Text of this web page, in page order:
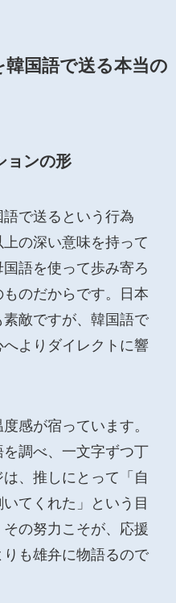
国語で送る本当の
ョンの形
で送るという行為
の深い意味を持って
語を使って歩み寄ろ
のだからです。日本
敵ですが、韓国語で
よりダイレクトに響
感が宿っています。
調べ、一文字ずつ丁
、推しにとって「自
てくれた」という目
の努力こそが、応援
も雄弁に物語るので